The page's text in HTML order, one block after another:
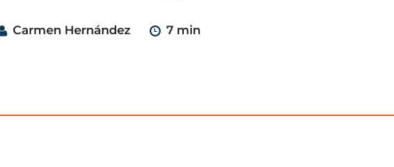
Carmen Hernández 7 min